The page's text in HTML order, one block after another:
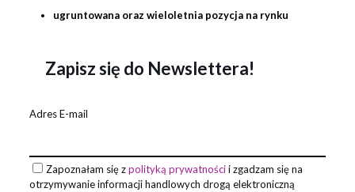
ugruntowana oraz wieloletnia pozycja na rynku
Zapisz się do Newslettera!
Adres E-mail
Zapoznałam się zpolityką prywatnościi zgadzam się na
otrzymywanie informacji handlowych drogą elektroniczną